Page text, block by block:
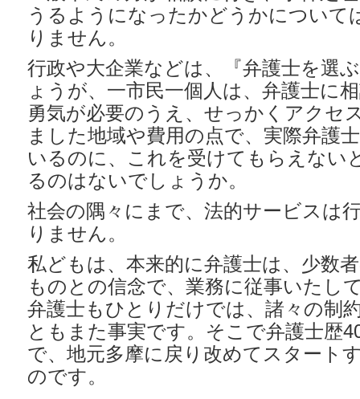
うるようになったかどうかについて
りません。
行政や大企業などは、『弁護士を選
ょうが、一市民一個人は、弁護士に
勇気が必要のうえ、せっかくアクセ
ました地域や費用の点で、実際弁護
いるのに、これを受けてもらえない
るのはないでしょうか。
社会の隅々にまで、法的サービスは
りません。
私どもは、本来的に弁護士は、少数
ものとの信念で、業務に従事いたし
弁護士もひとりだけでは、諸々の制
ともまた事実です。そこで弁護士歴
で、地元多摩に戻り改めてスタート
のです。